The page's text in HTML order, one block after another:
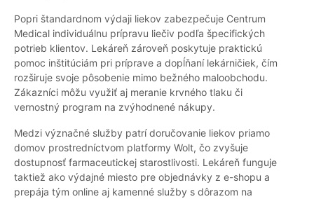
Popri štandardnom výdaji liekov zabezpečuje Centrum
Medical individuálnu prípravu liečiv podľa špecifických
potrieb klientov. Lekáreň zároveň poskytuje praktickú
pomoc inštitúciám pri príprave a dopĺňaní lekárničiek, čím
rozširuje svoje pôsobenie mimo bežného maloobchodu.
Zákazníci môžu využiť aj meranie krvného tlaku či
vernostný program na zvýhodnené nákupy.
Medzi význačné služby patrí doručovanie liekov priamo
domov prostredníctvom platformy Wolt, čo zvyšuje
dostupnosť farmaceutickej starostlivosti. Lekáreň funguje
taktiež ako výdajné miesto pre objednávky z e-shopu a
prepája tým online aj kamenné služby s dôrazom na